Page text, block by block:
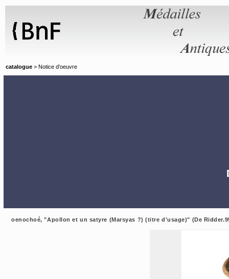
catalogue > Notice d'oeuvre
oenochoé, "Apollon et un satyre (Marsyas ?) (titre d'usage)" (De